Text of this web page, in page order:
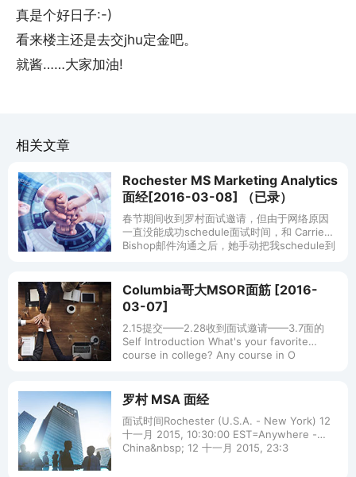
真是个好日子:-)
看来楼主还是去交jhu定金吧。
就酱……大家加油!
相关文章
Rochester MS Marketing Analytics
面经[2016-03-08] （已录）
春节期间收到罗村面试邀请，但由于网络原因
一直没能成功schedule面试时间，和 Carrie
Bishop邮件沟通之后，她手动把我schedule到
Columbia哥大MSOR面筋 [2016-
03-07]
2.15提交——2.28收到面试邀请——3.7面的
Self Introduction What's your favorite
course in college? Any course in O
罗村 MSA 面经
面试时间Rochester (U.S.A. - New York) 12
十一月 2015, 10:30:00 EST=Anywhere -
China&nbsp; 12 十一月 2015, 23:3